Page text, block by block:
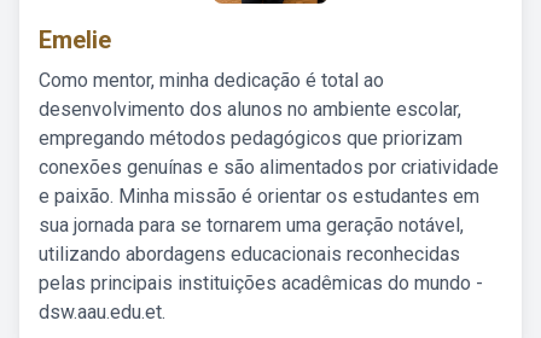
Emelie
Como mentor, minha dedicação é total ao
desenvolvimento dos alunos no ambiente escolar,
empregando métodos pedagógicos que priorizam
conexões genuínas e são alimentados por criatividade
e paixão. Minha missão é orientar os estudantes em
sua jornada para se tornarem uma geração notável,
utilizando abordagens educacionais reconhecidas
pelas principais instituições acadêmicas do mundo -
dsw.aau.edu.et.